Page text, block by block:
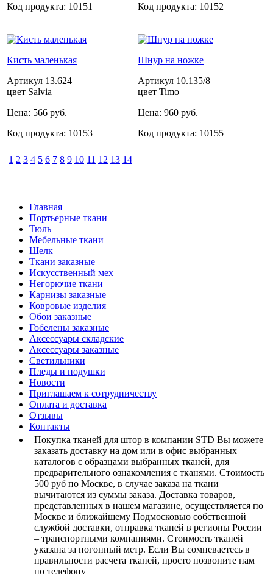
Код продукта: 10151
Код продукта: 10152
Кисть маленькая
Артикул 13.624
цвет Salvia
Цена: 566 руб.
Код продукта: 10153
Шнур на ножке
Артикул 10.135/8
цвет Timo
Цена: 960 руб.
Код продукта: 10155
1 2 3 4 5 6 7 8 9 10 11 12 13 14
Главная
Портьерные ткани
Тюль
Мебельные ткани
Шелк
Ткани заказные
Искусственный мех
Негорючие ткани
Карнизы заказные
Ковровые изделия
Обои заказные
Гобелены заказные
Аксессуары складские
Аксессуары заказные
Светильники
Пледы и подушки
Новости
Приглашаем к сотрудничеству
Оплата и доставка
Отзывы
Контакты
Покупка тканей для штор в компании STD Вы можете
заказать доставку на дом или в офис выбранных
каталогов с образцами выбранных тканей, для
предварительного ознакомления с тканями. Стоимость
500 руб по Москве, в случае заказа на ткани
вычитаются из суммы заказа. Доставка товаров,
представленных в нашем магазине, осуществляется по
Москве и ближайшему Подмосковью собственной
службой доставки, отправка тканей в регионы России
– транспортными компаниями. Стоимость тканей
указана за погонный метр. Если Вы сомневаетесь в
правильности расчета тканей, просто позвоните нам
по телефону